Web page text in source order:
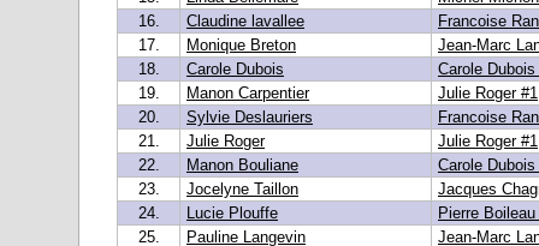
16.
Claudine lavallee
Francoise
17.
Monique Breton
Jean-Marc
18.
Carole Dubois
Carole Dubois
19.
Manon Carpentier
Julie Roger #1
20.
Sylvie Deslauriers
Francoise
21.
Julie Roger
Julie Roger #1
22.
Manon Bouliane
Carole Dubois
23.
Jocelyne Taillon
Jacques
24.
Lucie Plouffe
Pierre
25.
Pauline Langevin
Jean-Marc